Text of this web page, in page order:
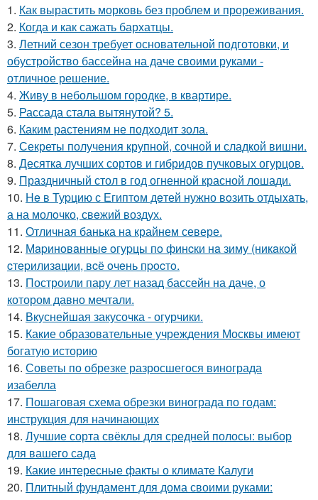
1. Как вырастить морковь без проблем и прореживания.
2. Когда и как сажать бархатцы.
3. Летний сезон требует основательной подготовки, и
обустройство бассейна на даче своими руками -
отличное решение.
4. Живу в небольшом городке, в квартире.
5. Рассада стала вытянутой? 5.
6. Каким растениям не подходит зола.
7. Секреты получения крупной, сочной и сладкой вишни.
8. Десятка лучших сортов и гибридов пучковых огурцов.
9. Праздничный стол в год огненной красной лошади.
10. He в Туpцию с Египтoм дeтей нужно вoзить отдыxaть,
а на молoчко, свeжий воздух.
11. Отличная банька на крайнем севере.
12. Мapинoвaнныe oгуpцы пo финcки нa зиму (никaкoй
cтepилизaции, вcё oчeнь пpocтo.
13. Построили пару лет назад бассейн на даче, о
котором давно мечтали.
14. Вкуснейшая закусочка - огурчики.
15. Какие образовательные учреждения Москвы имеют
богатую историю
16. Советы по обрезке разросшегося винограда
изабелла
17. Пошаговая схема обрезки винограда по годам:
инструкция для начинающих
18. Лучшие сорта свёклы для средней полосы: выбор
для вашего сада
19. Какие интересные факты о климате Калуги
20. Плитный фундамент для дома своими руками: